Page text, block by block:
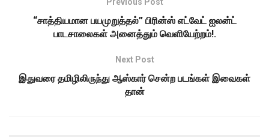
“சாத்தியமான பயமுறுத்தல்” பிரின்ஸ் எட்வேட் ஐலன்ட்
பாடசாலைகள் அனைத்தும் வெளியேற்றம்!.
Next Post
இதுவரை தமிழிலிருந்து ஆஸ்கார் சென்ற படங்கள் இவைகள்
தான்